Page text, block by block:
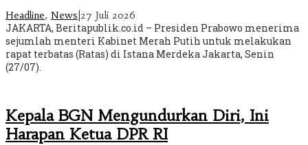
Headline, News 27 Juli 2026
JAKARTA, Beritapublik.co.id – Presiden Prabowo menerima
sejumlah menteri Kabinet Merah Putih untuk melakukan
rapat terbatas (Ratas) di Istana Merdeka Jakarta, Senin
(27/07).
Kepala BGN Mengundurkan Diri, Ini
Harapan Ketua DPR RI